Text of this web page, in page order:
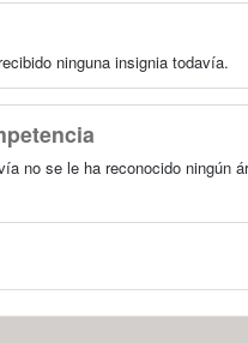
ninguna insignia todavía.
no se le ha reconocido ningún